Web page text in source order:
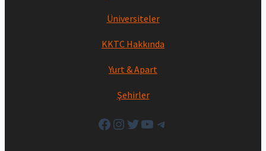
Üniversiteler
KKTC Hakkında
Yurt & Apart
Şehirler
Facebook
Instagram
Twitter
YouTube
Telegram